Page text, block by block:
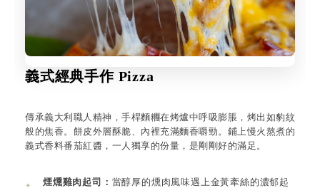
義式經典手作 Pizza
傳承義大利職人精神，手桿麵糰在烤爐中呼吸膨脹，烤出如豹紋
般的焦香。餅皮外層酥脆、內裡充滿麵香嚼勁。鋪上慢火熬煮的
義式香料番茄紅醬，一人獨享的份量，是剛剛好的滿足。
煙燻雞肉起司： 當醇厚的燻肉風味遇上金黃牽絲的濃郁起